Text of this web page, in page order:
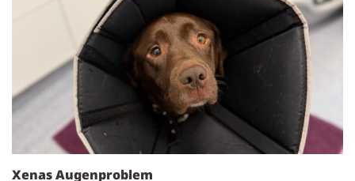
Xenas Augenproblem